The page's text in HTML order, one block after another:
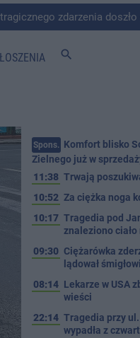
zdarzenia doszło w środę rano w okolicach Giebni koło
search
Spons. Komfort blisko
Zielnego już w
11:38 Trwają
10:52 Za ciężka noga
10:17 Tragedia pod
znaleziono
09:30 Ciężarówka
lądował
08:14 Lekarze w USA
wieści
22:14 Tragedia przy
wypadła z